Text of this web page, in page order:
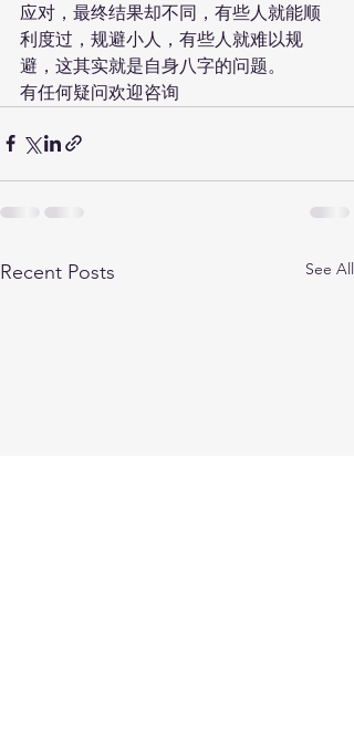
应对，最终结果却不同，有些人就能顺
利度过，规避小人，有些人就难以规
避，这其实就是自身八字的问题。
有任何疑问欢迎咨询
Recent Posts See All